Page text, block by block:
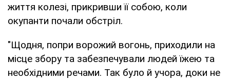
життя колезі, прикривши її собою, коли
окупанти почали обстріл.
"Щодня, попри ворожий вогонь, приходили на
місце збору та забезпечували людей їжею та
необхідними речами. Так було й учора, доки не